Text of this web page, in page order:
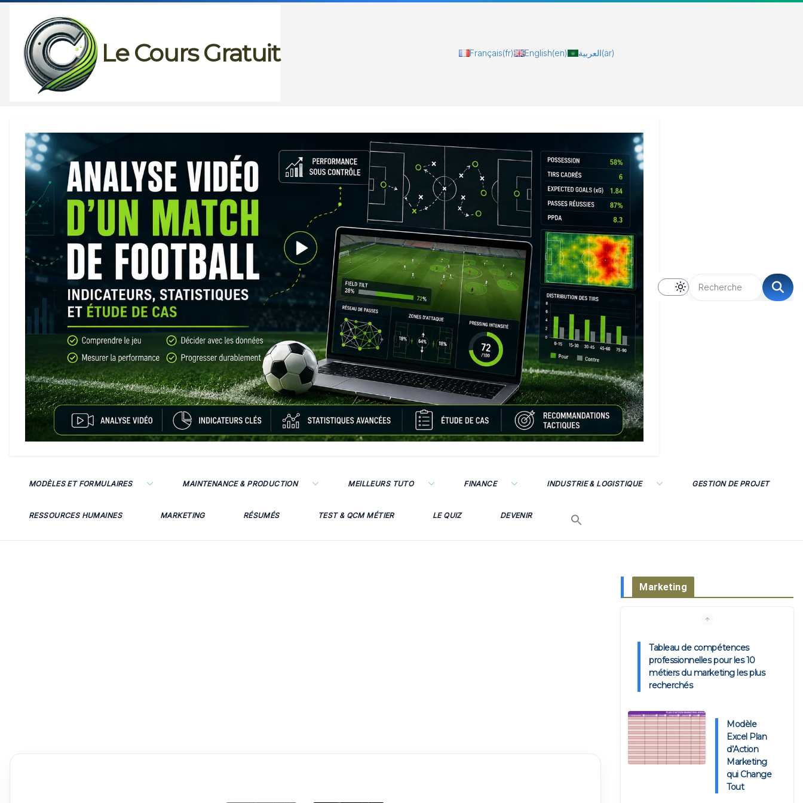
contenu
Le Cours Gratuit Français(fr) English(en) العربية(ar)
MODÈLES ET FORMULAIRES MAINTENANCE & PRODUCTION MEILLEURS TUTO FINANCE INDUSTRIE & LOGISTIQUE GESTION DE PROJET
RESSOURCES HUMAINES MARKETING RÉSUMÉS TEST & QCM MÉTIER LE QUIZ DEVENIR
Marketing
Tableau de compétences
professionnelles pour les 10
métiers du marketing les plus
recherchés
Modèle
Excel Plan
d’Action
Marketing
qui Change
Tout